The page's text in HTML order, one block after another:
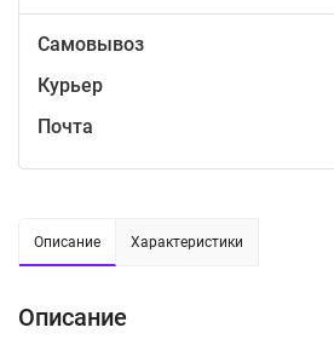
Самовывоз
Курьер
Почта
Описание Характеристики
Описание